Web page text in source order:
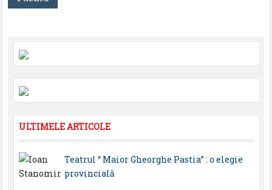
ULTIMELE ARTICOLE
Teatrul “ Maior Gheorghe Pastia” : o elegie
provincială